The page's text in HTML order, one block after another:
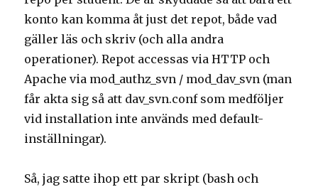
konto kan komma åt just det repot, både vad
gäller läs och skriv (och alla andra
operationer). Repot accessas via HTTP och
Apache via mod_authz_svn / mod_dav_svn (man
får akta sig så att dav_svn.conf som medföljer
vid installation inte används med default-
inställningar).
Så, jag satte ihop ett par skript (bash och